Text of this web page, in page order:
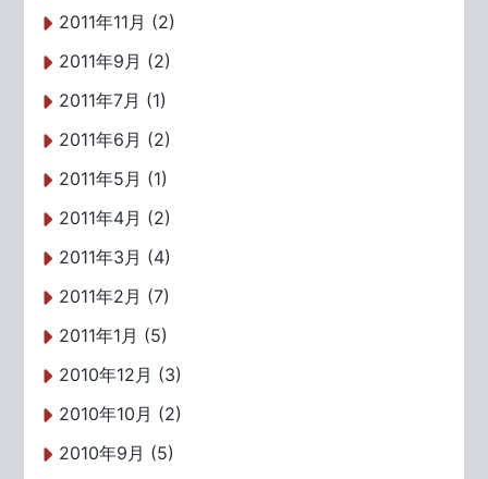
2011年11月 (2)
2011年9月 (2)
2011年7月 (1)
2011年6月 (2)
2011年5月 (1)
2011年4月 (2)
2011年3月 (4)
2011年2月 (7)
2011年1月 (5)
2010年12月 (3)
2010年10月 (2)
2010年9月 (5)